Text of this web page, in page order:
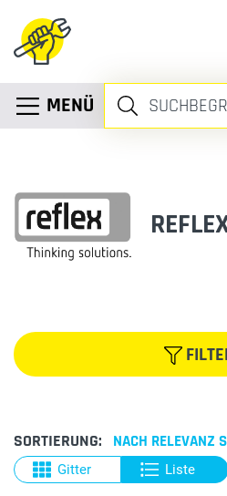
MENÜ
SORTIERUNG: NACH RELEVANZ
Gitter Liste